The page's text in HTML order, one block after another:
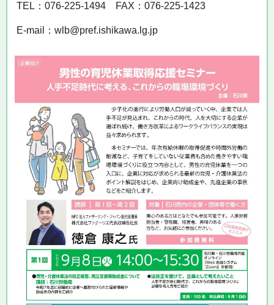
TEL：076‐225‐1494 FAX：076‐225‐1423
E‐mail：wlb@pref.ishikawa.lg.jp